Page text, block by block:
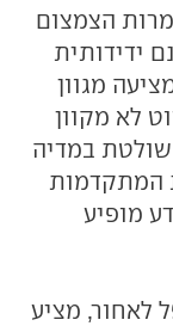
הצמצום
ידידותית
מגוון
לא מקוון
שולטת במדיה
המתקדמות
מופיע
לאחור, מציע